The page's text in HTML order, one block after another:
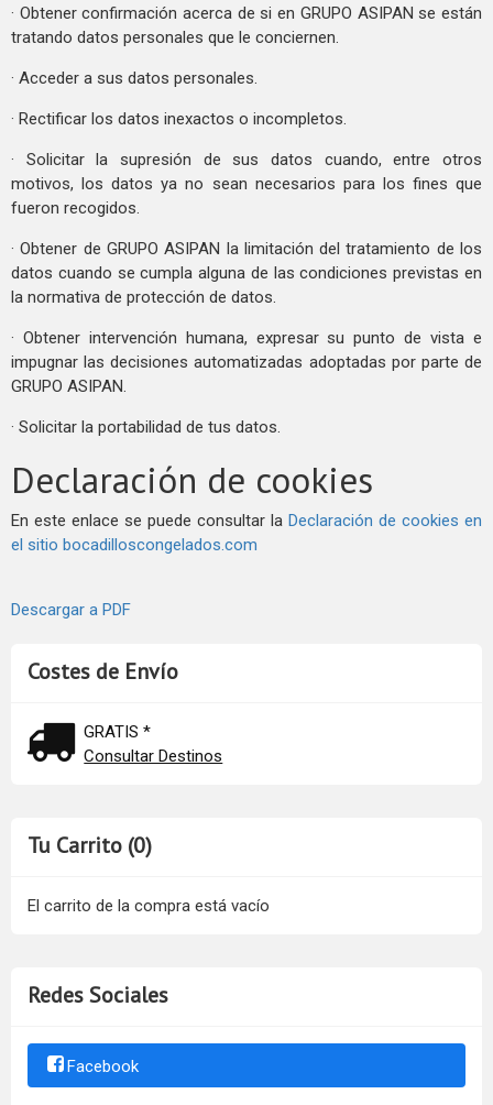
Costes de Envío
GRATIS *
Consultar Destinos
Tu Carrito (0)
El carrito de la compra está vacío
Redes Sociales
Facebook
· Obtener confirmación acerca de si en GRUPO ASIPAN se están
tratando datos personales que le conciernen.
· Acceder a sus datos personales.
· Rectificar los datos inexactos o incompletos.
· Solicitar la supresión de sus datos cuando, entre otros
motivos, los datos ya no sean necesarios para los fines que
fueron recogidos.
· Obtener de GRUPO ASIPAN la limitación del tratamiento de los
datos cuando se cumpla alguna de las condiciones previstas en
la normativa de protección de datos.
· Obtener intervención humana, expresar su punto de vista e
impugnar las decisiones automatizadas adoptadas por parte de
GRUPO ASIPAN.
· Solicitar la portabilidad de tus datos.
Declaración de cookies
En este enlace se puede consultar la Declaración de cookies en
el sitio bocadilloscongelados.com
Descargar a PDF